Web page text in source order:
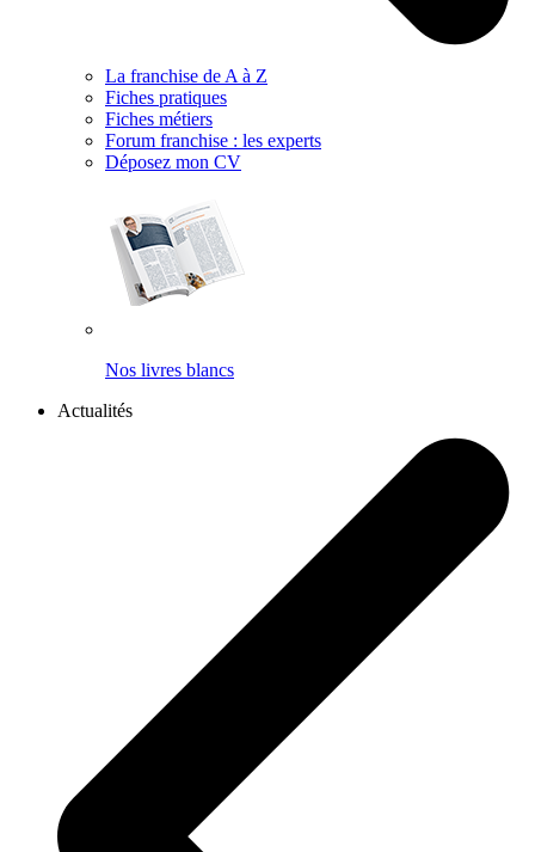
La franchise de A à Z
Fiches pratiques
Fiches métiers
Forum franchise : les experts
Déposez mon CV
Nos livres blancs
Actualités